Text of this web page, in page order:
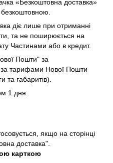
«Безкоштовна доставка»
діє лише при отриманні
та не поширюється на
Частинами або в кредит.
Пошти" за
за тарифами Нової Пошти
та габаритів).
1 дня.
якщо на сторінці
доставка".
карткою